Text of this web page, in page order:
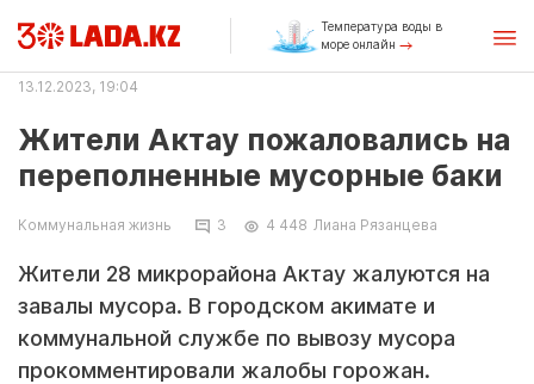
Температура воды в
море онлайн
13.12.2023, 19:04
Жители Актау пожаловались на
переполненные мусорные баки
Коммунальная жизнь 3 4 448 Лиана Рязанцева
Жители 28 микрорайона Актау жалуются на
завалы мусора. В городском акимате и
коммунальной службе по вывозу мусора
прокомментировали жалобы горожан.